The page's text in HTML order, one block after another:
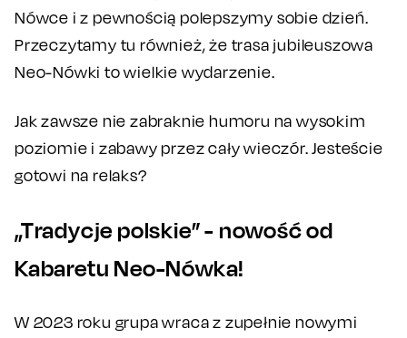
Nówce i z pewnością polepszymy sobie dzień.
Przeczytamy tu również, że trasa jubileuszowa
Neo-Nówki to wielkie wydarzenie.
Jak zawsze nie zabraknie humoru na wysokim
poziomie i zabawy przez cały wieczór. Jesteście
gotowi na relaks?
„Tradycje polskie” - nowość od
Kabaretu Neo-Nówka!
W 2023 roku grupa wraca z zupełnie nowymi